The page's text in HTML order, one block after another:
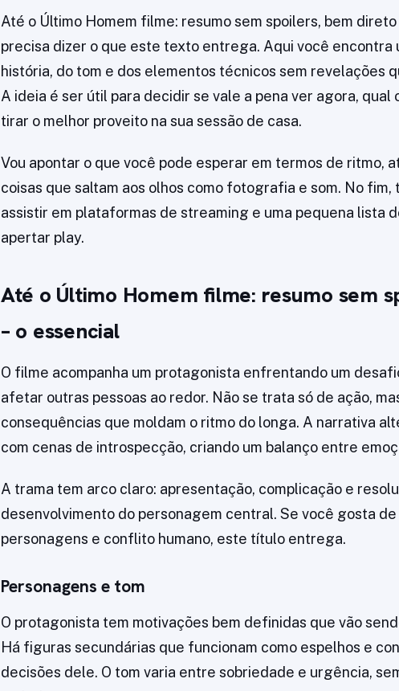
Até o Último Homem filme: resumo sem spoilers, bem
precisa dizer o que este texto entrega. Aqui você encontra
história, do tom e dos elementos técnicos sem revelações
A ideia é ser útil para decidir se vale a pena ver agora, qual
tirar o melhor proveito na sua sessão de casa.
Vou apontar o que você pode esperar em termos de ritmo,
coisas que saltam aos olhos como fotografia e som. No fim,
assistir em plataformas de streaming e uma pequena lista
apertar play.
Até o Último Homem filme: resumo sem
– o essencial
O filme acompanha um protagonista enfrentando um
afetar outras pessoas ao redor. Não se trata só de ação,
consequências que moldam o ritmo do longa. A narrativa
com cenas de introspecção, criando um balanço entre
A trama tem arco claro: apresentação, complicação e
desenvolvimento do personagem central. Se você gosta
personagens e conflito humano, este título entrega.
Personagens e tom
O protagonista tem motivações bem definidas que vão
Há figuras secundárias que funcionam como espelhos e
decisões dele. O tom varia entre sobriedade e urgência,